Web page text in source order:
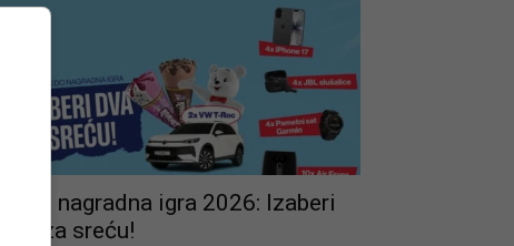
Ledo nagradna igra 2026: Izaberi
dva za sreću!